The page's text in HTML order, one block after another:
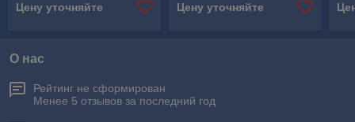
Цену уточняйте
Цену уточняйте
О нас
Рейтинг не сформирован
Менее 5 отзывов за последний год